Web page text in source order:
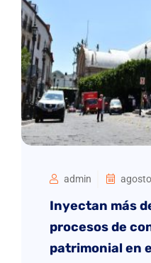
admin
Inyectan más
procesos de
patrimonial en